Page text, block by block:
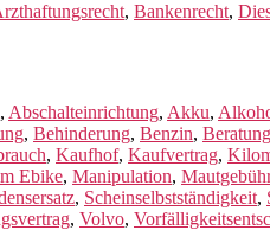
, Bankenrecht,
, Abschalteinrichtung, Akku,
, Behinderung, Benzin, Beratung
, Kaufhof, Kaufvertrag,
Ebike, Manipulation, Mautgebühr
, Scheinselbstständigkeit,
, Volvo,